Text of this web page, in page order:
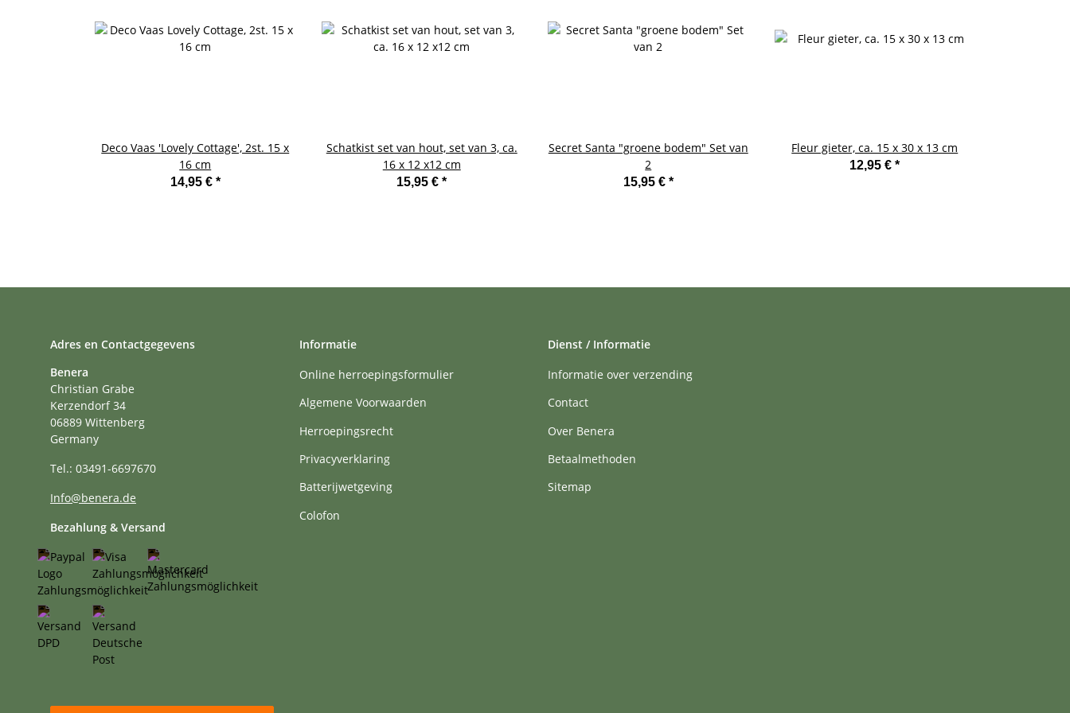
Deco Vaas 'Lovely Cottage', 2st. 15 x
16 cm
14,95 € *
Schatkist set van hout, set van 3, ca.
16 x 12 x12 cm
15,95 €*
Secret Santa "groene bodem" Set van
2
15,95 € *
Fleur gieter, ca. 15 x 30 x 13 cm
12,95 €*
Adres en Contactgegevens
Benera
Christian Grabe
Kerzendorf 34
06889 Wittenberg
Germany
Tel.: 03491-6697670
Info@benera.de
Bezahlung & Versand
Informatie
Online herroepingsformulier
Algemene Voorwaarden
Herroepingsrecht
Privacyverklaring
Batterijwetgeving
Colofon
Dienst / Informatie
Informatie over verzending
Contact
Over Benera
Betaalmethoden
Sitemap